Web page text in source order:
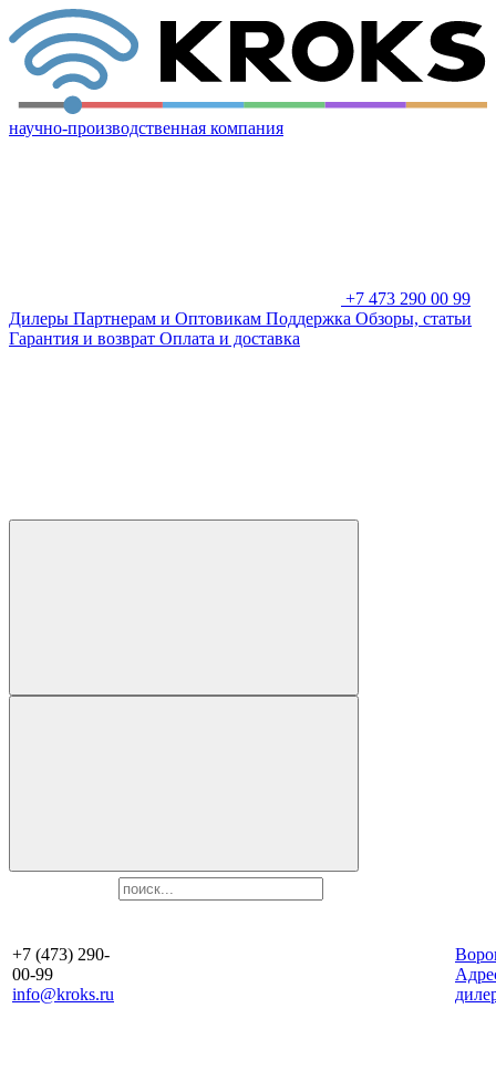
научно-производственная компания
+7 473 290 00 99
Дилеры Партнерам и Оптовикам Поддержка Обзоры, статьи
Гарантия и возврат Оплата и доставка
+7 (473) 290-
00-99
info@kroks.ru